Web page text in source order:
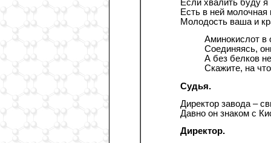
Если хвалить буду я
Есть в ней молочная
Молодость ваша и
Аминокислот в
Соединяясь,
А без белков
Скажите, на
Судья.
Директор завода –
Давно он знаком с
Директор.